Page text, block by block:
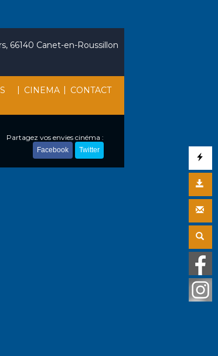
| CINEMA | CONTACT
66140 Canet-en-Roussillon
Partagez vos envies cinéma :
Facebook Twitter